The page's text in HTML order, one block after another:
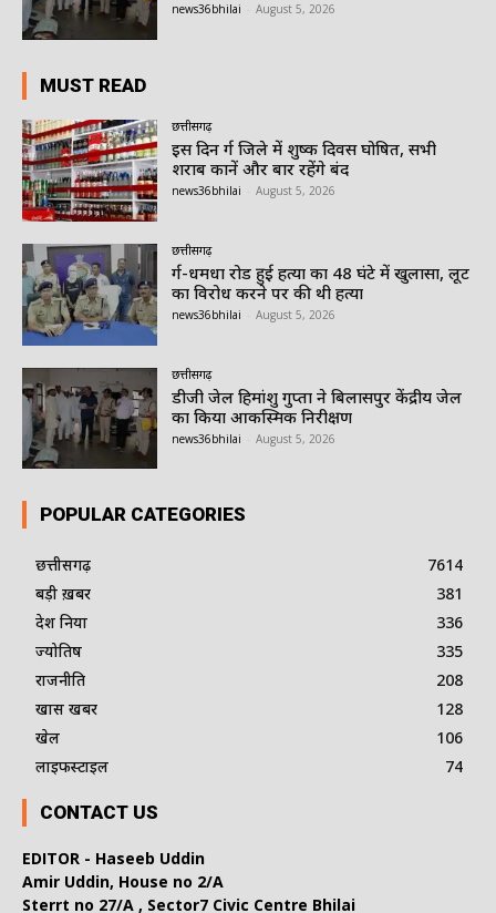
news36bhilai August 5, 2026
MUST READ
छत्तीसगढ़
इस दिन दुर्ग जिले में शुष्क दिवस घोषित, सभी
शराब दुकानें और बार रहेंगे बंद
news36bhilai August 5, 2026
छत्तीसगढ़
दुर्ग-धमधा रोड हुई हत्या का 48 घंटे में खुलासा, लूट
का विरोध करने पर की थी हत्या
news36bhilai August 5, 2026
छत्तीसगढ़
डीजी जेल हिमांशु गुप्ता ने बिलासपुर केंद्रीय जेल
का किया आकस्मिक निरीक्षण
news36bhilai August 5, 2026
POPULAR CATEGORIES
छत्तीसगढ़
7614
बड़ी ख़बर
381
देश दुनिया
336
ज्योतिष
335
राजनीति
208
खास खबर
128
खेल
106
लाइफस्टाइल
74
CONTACT US
EDITOR - Haseeb Uddin
Amir Uddin, House no 2/A
Sterrt no 27/A , Sector7 Civic Centre Bhilai